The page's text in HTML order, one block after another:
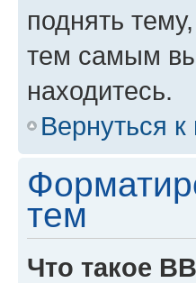
поднять
тем самым
находитесь.
Вернуться к
тем
Что такое